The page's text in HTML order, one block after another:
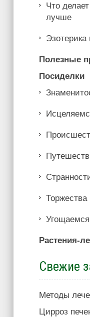
Что
лучше
Эзотерика
Полезные
Посиделки
Торжества
Растения-
Свежие
Методы
Цирроз